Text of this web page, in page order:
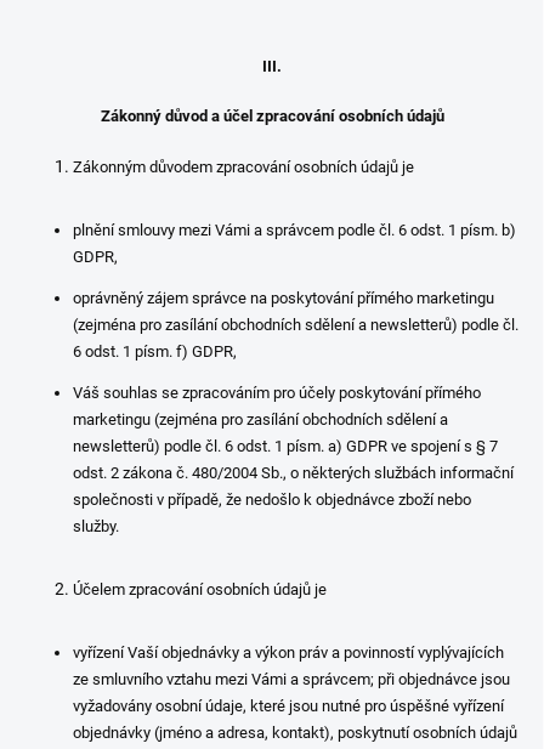
III.
Zákonný důvod a účel zpracování osobních údajů
Zákonným důvodem zpracování osobních údajů je
plnění smlouvy mezi Vámi a správcem podle čl. 6 odst. 1 písm. b)
GDPR,
oprávněný zájem správce na poskytování přímého marketingu
(zejména pro zasílání obchodních sdělení a newsletterů) podle čl.
6 odst. 1 písm. f) GDPR,
Váš souhlas se zpracováním pro účely poskytování přímého
marketingu (zejména pro zasílání obchodních sdělení a
newsletterů) podle čl. 6 odst. 1 písm. a) GDPR ve spojení s § 7
odst. 2 zákona č. 480/2004 Sb., o některých službách informační
společnosti v případě, že nedošlo k objednávce zboží nebo
služby.
Účelem zpracování osobních údajů je
vyřízení Vaší objednávky a výkon práv a povinností vyplývajících
ze smluvního vztahu mezi Vámi a správcem; při objednávce jsou
vyžadovány osobní údaje, které jsou nutné pro úspěšné vyřízení
objednávky (jméno a adresa, kontakt), poskytnutí osobních údajů